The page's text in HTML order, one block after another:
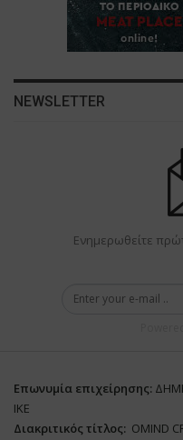
NEWSLETTER
Ενημερωθείτε
Επωνυμία επιχείρησης:
ΙΚΕ
Διακριτικός τίτλος: ΟΜΙΝD